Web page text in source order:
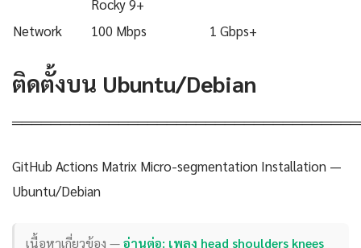
Rocky 9+
Network 100 Mbps 1 Gbps+
ติดตั้งบน Ubuntu/Debian
GitHub Actions Matrix Micro-segmentation Installation —
Ubuntu/Debian
เนื้อหาเกี่ยวข้อง —อ่านต่อ: เพลง head shoulders knees